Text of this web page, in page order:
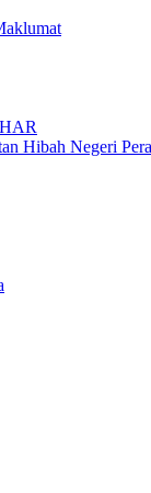
Hibah Negeri